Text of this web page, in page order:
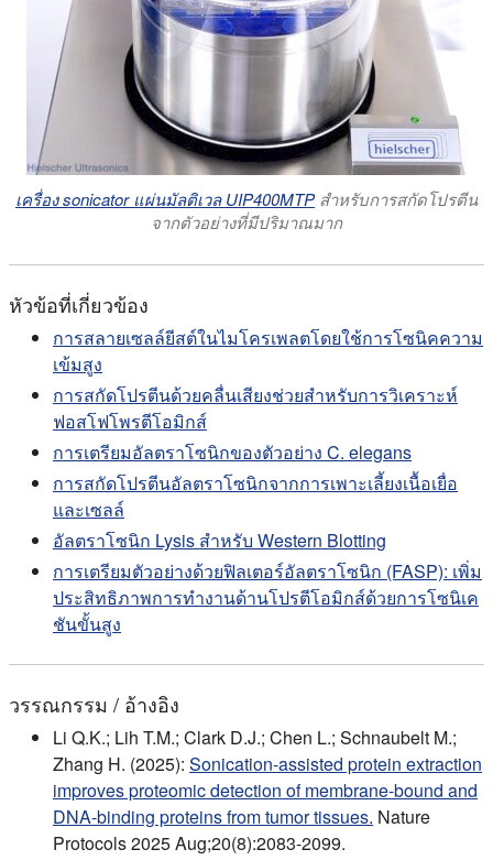
เครื่อง sonicator แผ่นมัลติเวล UIP400MTPสำหรับการสกัดโปรตีน
จากตัวอย่างที่มีปริมาณมาก
หัวข้อที่เกี่ยวข้อง
การสลายเซลล์ยีสต์ในไมโครเพลตโดยใช้การโซนิคความ
เข้มสูง
การสกัดโปรตีนด้วยคลื่นเสียงช่วยสำหรับการวิเคราะห์
ฟอสโฟโพรตีโอมิกส์
การเตรียมอัลตราโซนิกของตัวอย่าง C. elegans
การสกัดโปรตีนอัลตราโซนิกจากการเพาะเลี้ยงเนื้อเยื่อ
และเซลล์
อัลตราโซนิก Lysis สําหรับ Western Blotting
การเตรียมตัวอย่างด้วยฟิลเตอร์อัลตราโซนิก (FASP): เพิ่ม
ประสิทธิภาพการทำงานด้านโปรตีโอมิกส์ด้วยการโซนิเค
ชันขั้นสูง
วรรณกรรม / อ้างอิง
Li Q.K.; Lih T.M.; Clark D.J.; Chen L.; Schnaubelt M.;
Zhang H. (2025): Sonication-assisted protein extraction
improves proteomic detection of membrane-bound and
DNA-binding proteins from tumor tissues. Nature
Protocols 2025 Aug;20(8):2083-2099.